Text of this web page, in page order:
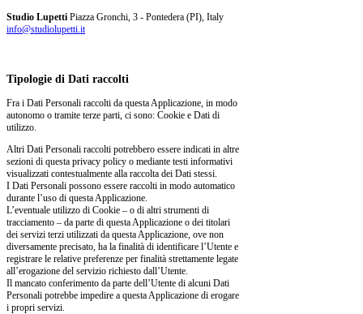
Studio Lupetti Piazza Gronchi, 3 - Pontedera (PI), Italy
info@studiolupetti.it
Tipologie di Dati raccolti
Fra i Dati Personali raccolti da questa Applicazione, in modo
autonomo o tramite terze parti, ci sono: Cookie e Dati di
utilizzo.
Altri Dati Personali raccolti potrebbero essere indicati in altre
sezioni di questa privacy policy o mediante testi informativi
visualizzati contestualmente alla raccolta dei Dati stessi.
I Dati Personali possono essere raccolti in modo automatico
durante l’uso di questa Applicazione.
L’eventuale utilizzo di Cookie – o di altri strumenti di
tracciamento – da parte di questa Applicazione o dei titolari
dei servizi terzi utilizzati da questa Applicazione, ove non
diversamente precisato, ha la finalità di identificare l’Utente e
registrare le relative preferenze per finalità strettamente legate
all’erogazione del servizio richiesto dall’Utente.
Il mancato conferimento da parte dell’Utente di alcuni Dati
Personali potrebbe impedire a questa Applicazione di erogare
i propri servizi.